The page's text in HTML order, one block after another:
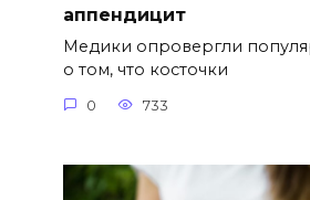
аппендицит
Медики опровергли
о том, что косточки
0 733